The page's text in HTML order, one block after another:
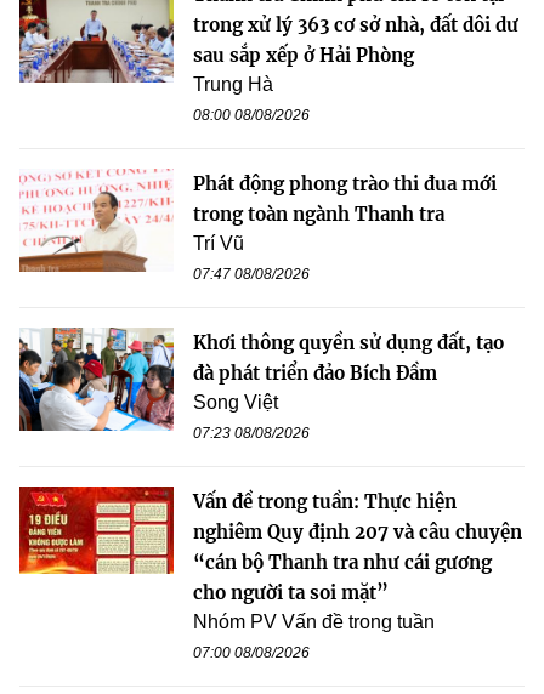
trong xử lý 363 cơ sở nhà, đất dôi dư
sau sắp xếp ở Hải Phòng
Trung Hà
08:00 08/08/2026
Phát động phong trào thi đua mới
trong toàn ngành Thanh tra
Trí Vũ
07:47 08/08/2026
Khơi thông quyền sử dụng đất, tạo
đà phát triển đảo Bích Đầm
Song Việt
07:23 08/08/2026
Vấn đề trong tuần: Thực hiện
nghiêm Quy định 207 và câu chuyện
“cán bộ Thanh tra như cái gương
cho người ta soi mặt”
Nhóm PV Vấn đề trong tuần
07:00 08/08/2026